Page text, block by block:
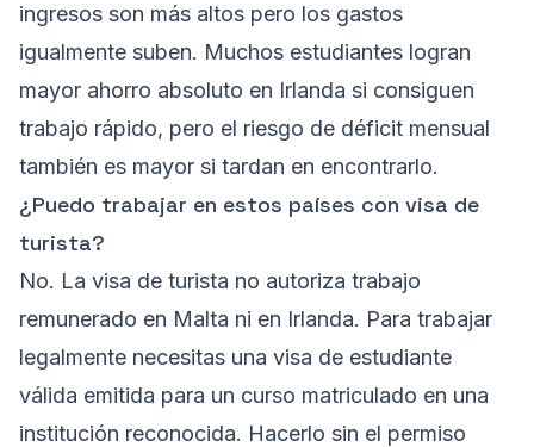
ingresos son más altos pero los gastos
igualmente suben. Muchos estudiantes logran
mayor ahorro absoluto en Irlanda si consiguen
trabajo rápido, pero el riesgo de déficit mensual
también es mayor si tardan en encontrarlo.
¿Puedo trabajar en estos países con visa de
turista?
No. La visa de turista no autoriza trabajo
remunerado en Malta ni en Irlanda. Para trabajar
legalmente necesitas una visa de estudiante
válida emitida para un curso matriculado en una
institución reconocida. Hacerlo sin el permiso